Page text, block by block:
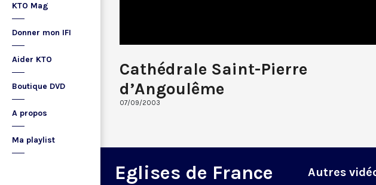
KTO Mag
Donner mon IFI
Aider KTO
Boutique DVD
A propos
Ma playlist
Cathédrale Saint-Pierre
d’Angoulême
07/09/2003
Eglises de France Autres